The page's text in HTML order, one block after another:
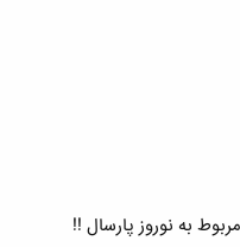
به نوروز پارسال !!